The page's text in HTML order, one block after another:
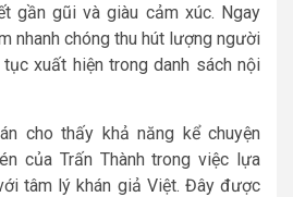
gần gũi và giàu cảm xúc. Ngay
nhanh chóng thu hút lượng người
xuất hiện trong danh sách nội
cho thấy khả năng kể chuyện
của Trấn Thành trong việc lựa
tâm lý khán giả Việt. Đây được